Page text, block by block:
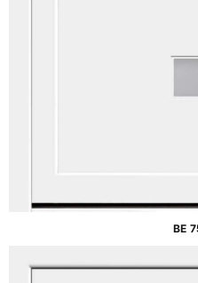
BE